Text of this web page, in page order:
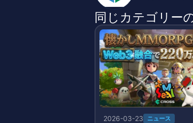
同じカテゴリー
2026-03-23 ニュース